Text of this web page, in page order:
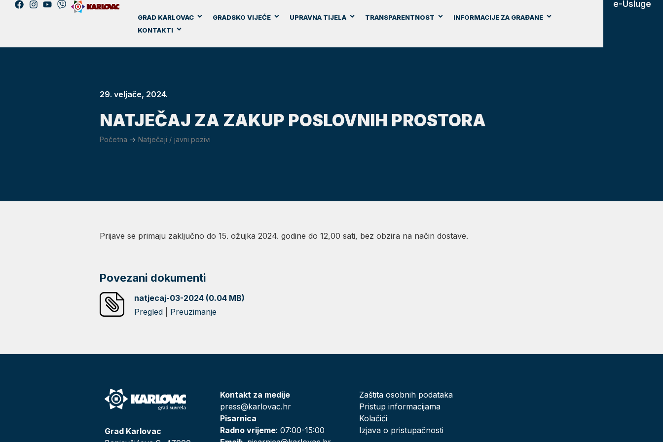
GRAD KARLOVAC GRADSKO VIJEĆE UPRAVNA TIJELA TRANSPARENTNOST
INFORMACIJE ZA GRAĐANE
KONTAKTI
e-Usluge
29. veljače, 2024.
NATJEČAJ ZA ZAKUP POSLOVNIH PROSTORA
Početna -> Natječaji / javni pozivi
Prijave se primaju zaključno do 15. ožujka 2024. godine do 12,00 sati, bez obzira na način dostave.
Povezani dokumenti
natjecaj-03-2024 (0.04 MB)
Pregled
Preuzimanje
Grad Karlovac
Kontakt za medije
press@karlovac.hr
Pisarnica
Radno vrijeme: 07:00-15:00
Zaštita osobnih podataka
Pristup informacijama
Kolačići
Izjava o pristupačnosti